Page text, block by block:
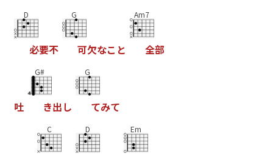
D
必要不
G
可欠なこ と
Am7
全部
吐
G#
き出し
G
てみて
C D Em